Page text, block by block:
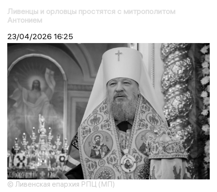
Ливенцы и орловцы простятся с митрополитом
Антонием
23/04/2026 16:25
© Ливенская епархия РПЦ (МП)